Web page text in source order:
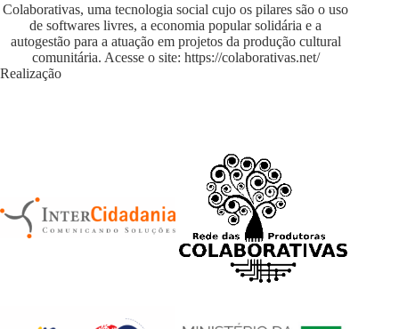
Colaborativas, uma tecnologia social cujo os pilares são o uso
de softwares livres, a economia popular solidária e a
autogestão para a atuação em projetos da produção cultural
comunitária. Acesse o site: https://colaborativas.net/
Realização